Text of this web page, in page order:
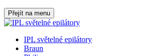
Přejít na menu
IPL světelné epilátory
Braun